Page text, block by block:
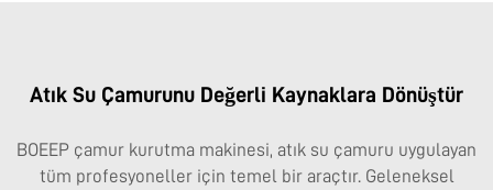
Atık Su Çamurunu Değerli Kaynaklara Dönüştür
BOEEP çamur kurutma makinesi, atık su çamuru uygulayan
tüm profesyoneller için temel bir araçtır. Geleneksel